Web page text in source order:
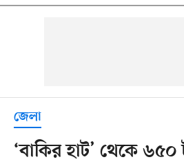
জেলা
‘বাকির হাট’ থেকে ৬৫০